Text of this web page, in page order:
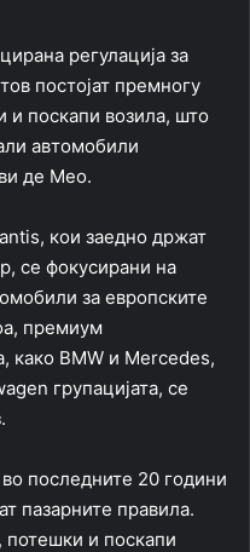
регулација за
постојат премногу
и поскапи возила, што
автомобили
де Мео.
кои заедно држат
се фокусирани на
за европските
премиум
како BMW и Mercedes,
групацијата, се
последните 20 години
пазарните правила.
потешки и поскапи